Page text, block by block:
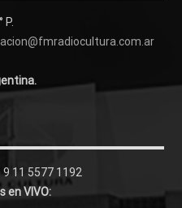
P.
9 11 5577 1192
en VIVO: